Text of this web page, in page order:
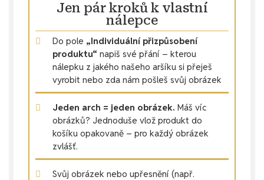
Jen pár kroků k vlastní
nálepce
Do pole „Individuální přizpůsobení
produktu“ napiš své přání – kterou
nálepku z jakého našeho aršíku si přeješ
vyrobit nebo zda nám pošleš svůj obrázek
Jeden arch = jeden obrázek. Máš víc
obrázků? Jednoduše vlož produkt do
košíku opakovaně – pro každý obrázek
zvlášť.
Svůj obrázek nebo upřesnění (např.